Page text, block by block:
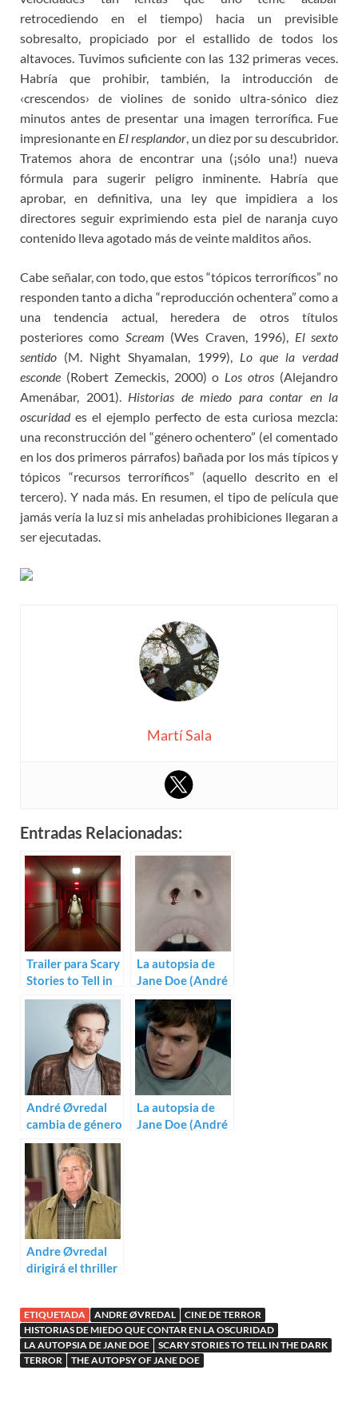
retrocediendo en el tiempo) hacia un previsible
sobresalto, propiciado por el estallido de todos los
altavoces. Tuvimos suficiente con las 132 primeras veces.
Habría que prohibir, también, la introducción de
‹crescendos› de violines de sonido ultra-sónico diez
minutos antes de presentar una imagen terrorífica. Fue
impresionante en El resplandor, un diez por su descubridor.
Tratemos ahora de encontrar una (¡sólo una!) nueva
fórmula para sugerir peligro inminente. Habría que
aprobar, en definitiva, una ley que impidiera a los
directores seguir exprimiendo esta piel de naranja cuyo
contenido lleva agotado más de veinte malditos años.
Cabe señalar, con todo, que estos “tópicos terroríficos” no
responden tanto a dicha “reproducción ochentera” como a
una tendencia actual, heredera de otros títulos
posteriores como Scream (Wes Craven, 1996), El sexto
sentido (M. Night Shyamalan, 1999), Lo que la verdad
esconde (Robert Zemeckis, 2000) o Los otros (Alejandro
Amenábar, 2001). Historias de miedo para contar en la
oscuridades el ejemplo perfecto de esta curiosa mezcla:
una reconstrucción del “género ochentero” (el comentado
en los dos primeros párrafos) bañada por los más típicos y
tópicos “recursos terroríficos” (aquello descrito en el
tercero). Y nada más. En resumen, el tipo de película que
jamás vería la luz si mis anheladas prohibiciones llegaran a
ser ejecutadas.
Martí Sala
Entradas Relacionadas:
Trailer para Scary
Stories to Tell in
The Dark de
André Øvredal
La autopsia de
Jane Doe (André
Øvredal)
André Øvredal
cambia de género
con Narvik –
Hitler’s First
Defeat
La autopsia de
Jane Doe (André
Andre Øvredal
dirigirá el thriller
Doe
ETIQUETADA ANDRE ØVREDAL
CINE DE TERROR
HISTORIAS DE MIEDO QUE CONTAR EN LA OSCURIDAD
LA AUTOPSIA DE JANE DOE
SCARY STORIES TO TELL IN THE DARK
TERROR
THE AUTOPSY OF JANE DOE